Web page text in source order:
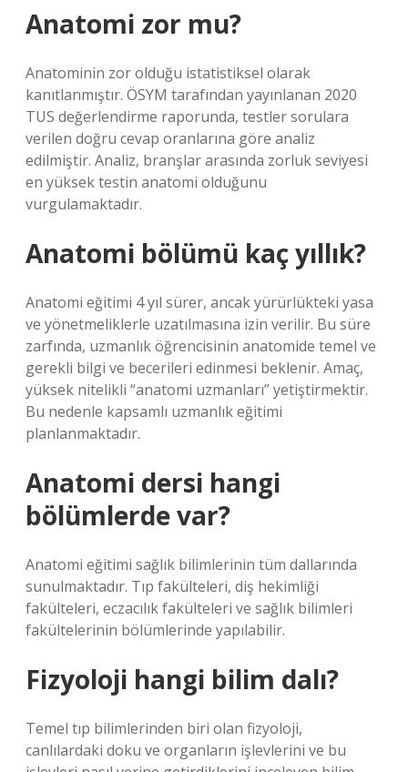
Anatomi zor mu?
Anatominin zor olduğu istatistiksel olarak
kanıtlanmıştır. ÖSYM tarafından yayınlanan 2020
TUS değerlendirme raporunda, testler sorulara
verilen doğru cevap oranlarına göre analiz
edilmiştir. Analiz, branşlar arasında zorluk seviyesi
en yüksek testin anatomi olduğunu
vurgulamaktadır.
Anatomi bölümü kaç yıllık?
Anatomi eğitimi 4 yıl sürer, ancak yürürlükteki yasa
ve yönetmeliklerle uzatılmasına izin verilir. Bu süre
zarfında, uzmanlık öğrencisinin anatomide temel ve
gerekli bilgi ve becerileri edinmesi beklenir. Amaç,
yüksek nitelikli “anatomi uzmanları” yetiştirmektir.
Bu nedenle kapsamlı uzmanlık eğitimi
planlanmaktadır.
Anatomi dersi hangi
bölümlerde var?
Anatomi eğitimi sağlık bilimlerinin tüm dallarında
sunulmaktadır. Tıp fakülteleri, diş hekimliği
fakülteleri, eczacılık fakülteleri ve sağlık bilimleri
fakültelerinin bölümlerinde yapılabilir.
Fizyoloji hangi bilim dalı?
Temel tıp bilimlerinden biri olan fizyoloji,
canlılardaki doku ve organların işlevlerini ve bu